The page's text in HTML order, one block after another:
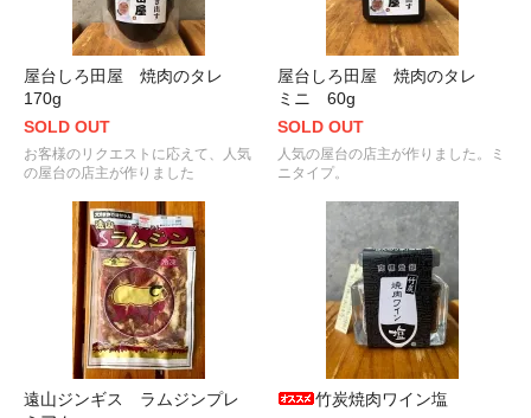
屋台しろ田屋 焼肉のタレ
170g
SOLD OUT
お客様のリクエストに応えて、人気
の屋台の店主が作りました
屋台しろ田屋 焼肉のタレ
ミニ 60g
SOLD OUT
人気の屋台の店主が作りました。ミ
ニタイプ。
遠山ジンギス ラムジンプレ
竹炭焼肉ワイン塩